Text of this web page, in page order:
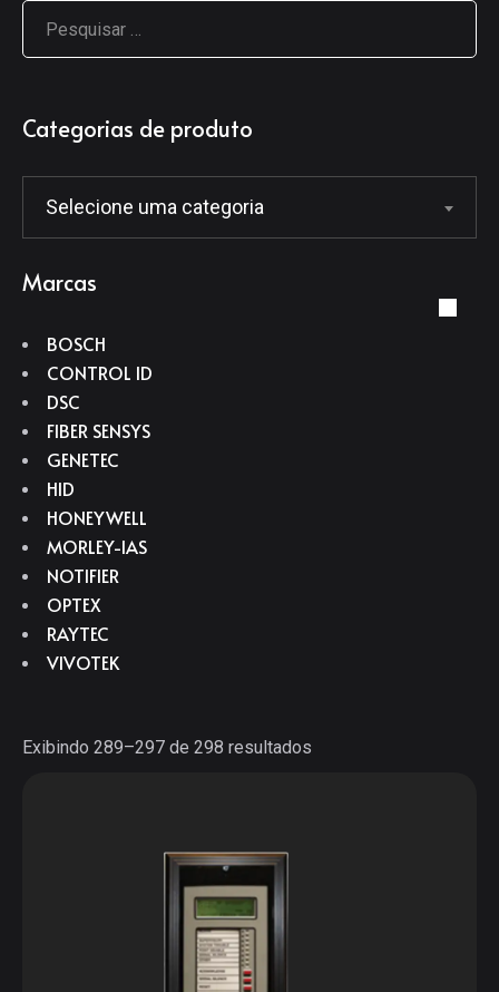
Categorias de produto
Selecione uma categoria
Marcas
BOSCH
CONTROL ID
DSC
FIBER SENSYS
GENETEC
HID
HONEYWELL
MORLEY-IAS
NOTIFIER
OPTEX
RAYTEC
VIVOTEK
Exibindo 289–297 de 298 resultados